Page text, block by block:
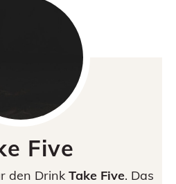
Five
den Drink Take Five. Das